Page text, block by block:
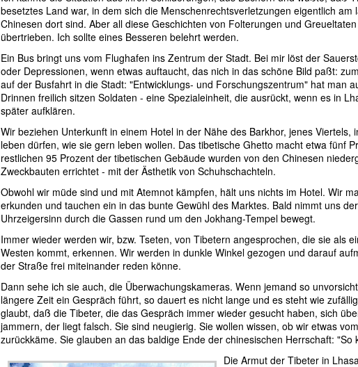
besetztes Land war, in dem sich die Menschenrechtsverletzungen eigentlich
Chinesen dort sind. Aber all diese Geschichten von Folterungen und
übertrieben. Ich sollte eines Besseren belehrt werden.
Ein Bus bringt uns vom Flughafen ins Zentrum der Stadt. Bei mir löst der
oder Depressionen, wenn etwas auftaucht, das nich in das schöne Bild paßt:
auf der Busfahrt in die Stadt: "Entwicklungs- und Forschungszentrum" hat man
Drinnen freilich sitzen Soldaten - eine Spezialeinheit, die ausrückt, wenn es in
später aufklären.
Wir beziehen Unterkunft in einem Hotel in der Nähe des Barkhor, jenes
leben dürfen, wie sie gern leben wollen. Das tibetische Ghetto macht etwa fünf
restlichen 95 Prozent der tibetischen Gebäude wurden von den Chinesen
Zweckbauten errichtet - mit der Ästhetik von Schuhschachteln.
Obwohl wir müde sind und mit Atemnot kämpfen, hält uns nichts im Hotel. Wir
erkunden und tauchen ein in das bunte Gewühl des Marktes. Bald nimmt uns
Uhrzeigersinn durch die Gassen rund um den Jokhang-Tempel bewegt.
Immer wieder werden wir, bzw. Tseten, von Tibetern angesprochen, die sie als
Westen kommt, erkennen. Wir werden in dunkle Winkel gezogen und darauf
der Straße frei miteinander reden könne.
Dann sehe ich sie auch, die Überwachungskameras. Wenn jemand so
längere Zeit ein Gespräch führt, so dauert es nicht lange und es steht wie
glaubt, daß die Tibeter, die das Gespräch immer wieder gesucht haben, sich
jammern, der liegt falsch. Sie sind neugierig. Sie wollen wissen, ob wir etwas
zurückkäme. Sie glauben an das baldige Ende der chinesischen Herrschaft: "So
Die Armut der Tibeter in